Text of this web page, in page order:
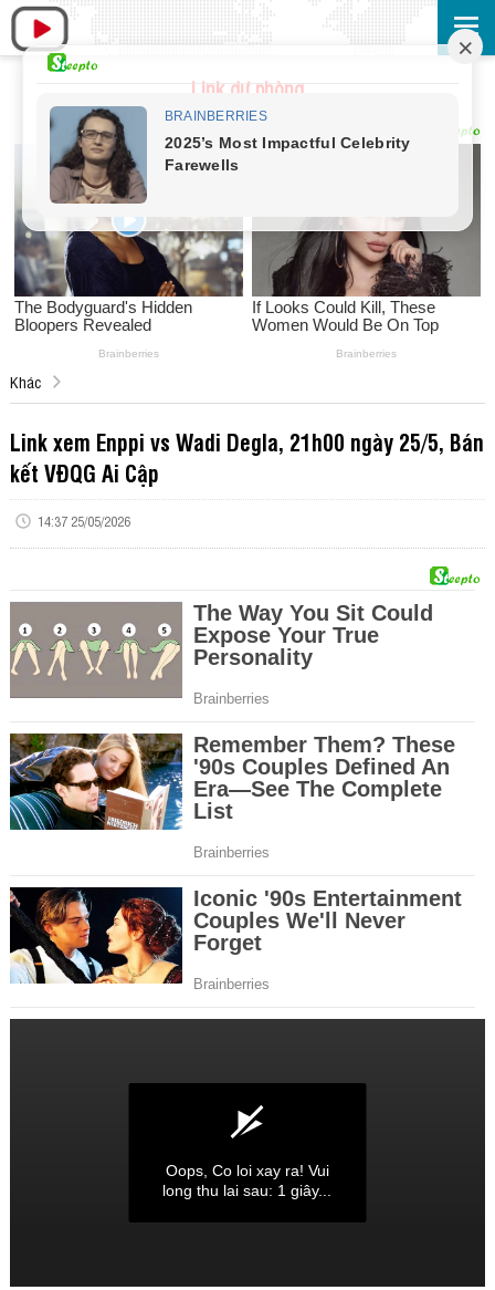
Link dự phòng
Khác
Link xem Enppi vs Wadi Degla, 21h00 ngày 25/5, Bán
kết VĐQG Ai Cập
14:37 25/05/2026